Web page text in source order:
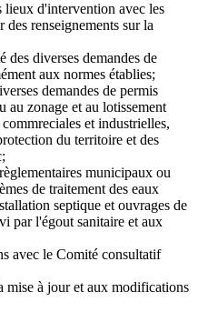
lieux d'intervention avec les
renseignements sur la
des diverses demandes de
aux normes établies;
demandes de permis
au zonage et au lotissement
et industrielles,
du territoire et des
municipaux ou
de traitement des eaux
septique et ouvrages de
par l'égout sanitaire et aux
avec le Comité consultatif
mise à jour et aux modifications